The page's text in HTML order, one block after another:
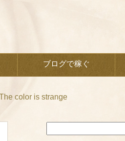
ブログで稼ぐ
color is strange
索